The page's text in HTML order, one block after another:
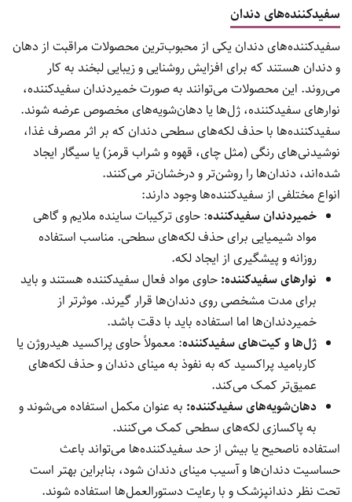
سفیدکننده‌های دندان
سفیدکننده‌های دندان یکی از محبوب‌ترین محصولات مراقبت از دهان
و دندان هستند که برای افزایش روشنایی و زیبایی لبخند به کار
می‌روند. این محصولات می‌توانند به صورت خمیردندان سفیدکننده،
نوارهای سفیدکننده، ژل‌ها یا دهان‌شویه‌های مخصوص عرضه شوند.
سفیدکننده‌ها با حذف لکه‌های سطحی دندان که بر اثر مصرف غذا،
نوشیدنی‌های رنگی (مثل چای، قهوه و شراب قرمز) یا سیگار ایجاد
شده‌اند، دندان‌ها را روشن‌تر و درخشان‌تر می‌کنند.
انواع مختلفی از سفیدکننده‌ها وجود دارند:
خمیردندان سفیدکننده: حاوی ترکیبات ساینده ملایم و گاهی
مواد شیمیایی برای حذف لکه‌های سطحی. مناسب استفاده
روزانه و پیشگیری از ایجاد لکه.
نوارهای سفیدکننده: حاوی مواد فعال سفیدکننده هستند و باید
برای مدت مشخصی روی دندان‌ها قرار گیرند. موثرتر از
خمیردندان‌ها اما استفاده باید با دقت باشد.
ژل‌ها و کیت‌های سفیدکننده: معمولاً حاوی پراکسید هیدروژن یا
کاربامید پراکسید که به نفوذ به مینای دندان و حذف لکه‌های
عمیق‌تر کمک می‌کند.
دهان‌شویه‌های سفیدکننده: به عنوان مکمل استفاده می‌شوند و
به پاکسازی لکه‌های سطحی کمک می‌کنند.
استفاده ناصحیح یا بیش از حد سفیدکننده‌ها می‌تواند باعث
حساسیت دندان‌ها و آسیب مینای دندان شود، بنابراین بهتر است
تحت نظر دندانپزشک و با رعایت دستورالعمل‌ها استفاده شوند.